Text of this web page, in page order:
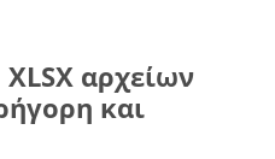
αρχείων
και